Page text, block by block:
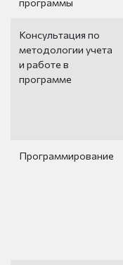
Консультация по
методологии учета
и работе в
программе
Программирование